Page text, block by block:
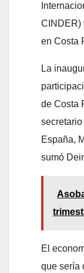
CINDER)
en Costa
La
de Costa
España,
sumó
El
que sería